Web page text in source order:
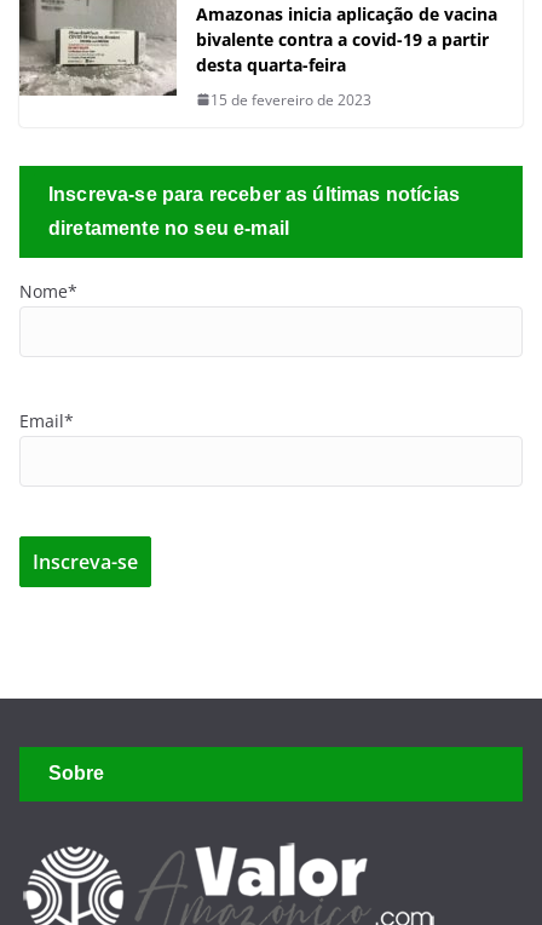
Amazonas inicia aplicação de vacina
bivalente contra a covid-19 a partir
desta quarta-feira
15 de fevereiro de 2023
Inscreva-se para receber as últimas notícias
diretamente no seu e-mail
Nome*
Email*
Sobre